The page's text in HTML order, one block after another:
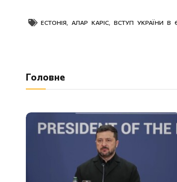
ЕСТОНІЯ, АЛАР КАРІС, ВСТУП УКРАЇНИ В
Головне